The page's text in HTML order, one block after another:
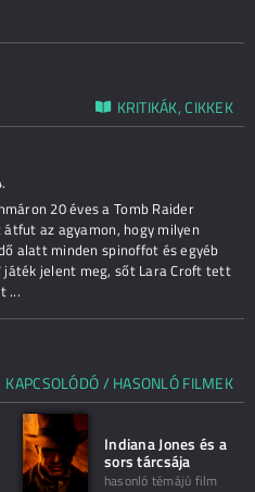
KRITIKÁK, CIKKEK
20 éves a Tomb Raider
az agyamon, hogy milyen
alatt minden spinoffot és egyéb
játék jelent meg, sőt Lara Croft tett
...
KAPCSOLÓDÓ / HASONLÓ FILMEK
Indiana Jones és a
sors tárcsája
hasonló témájú film